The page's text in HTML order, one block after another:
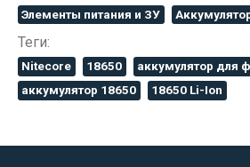
Элементы питания и ЗУ
Теги:
Nitecore 18650
аккумулятор для
аккумулятор 18650
18650 Li-Ion